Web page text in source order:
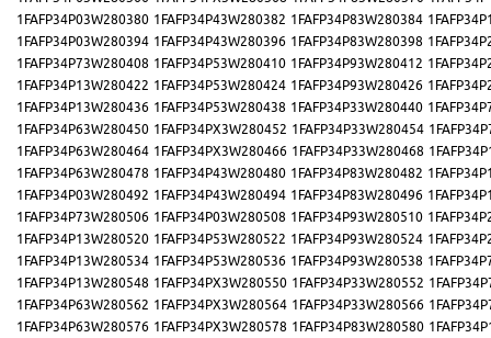
1FAFP34P03W280380 1FAFP34P43W280382 1FAFP34P83W280384
1FAFP34P03W280394 1FAFP34P43W280396 1FAFP34P83W280398
1FAFP34P73W280408 1FAFP34P53W280410 1FAFP34P93W280412
1FAFP34P13W280422 1FAFP34P53W280424 1FAFP34P93W280426
1FAFP34P13W280436 1FAFP34P53W280438 1FAFP34P33W280440
1FAFP34P63W280450 1FAFP34PX3W280452 1FAFP34P33W280454
1FAFP34P63W280464 1FAFP34PX3W280466 1FAFP34P33W280468
1FAFP34P63W280478 1FAFP34P43W280480 1FAFP34P83W280482
1FAFP34P03W280492 1FAFP34P43W280494 1FAFP34P83W280496
1FAFP34P73W280506 1FAFP34P03W280508 1FAFP34P93W280510
1FAFP34P13W280520 1FAFP34P53W280522 1FAFP34P93W280524
1FAFP34P13W280534 1FAFP34P53W280536 1FAFP34P93W280538
1FAFP34P13W280548 1FAFP34PX3W280550 1FAFP34P33W280552
1FAFP34P63W280562 1FAFP34PX3W280564 1FAFP34P33W280566
1FAFP34P63W280576 1FAFP34PX3W280578 1FAFP34P83W280580